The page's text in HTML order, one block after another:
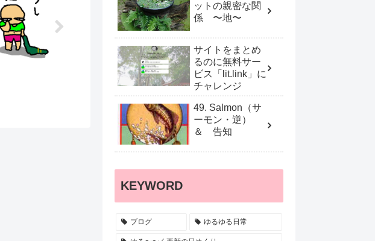
ットの親密な関
係 〜地〜
サイトをまとめ
るのに無料サー
ビス「lit.link」に
チャレンジ
49. Salmon（サ
ーモン・逆）
＆ 告知
KEYWORD
ブログ ゆるゆる日常